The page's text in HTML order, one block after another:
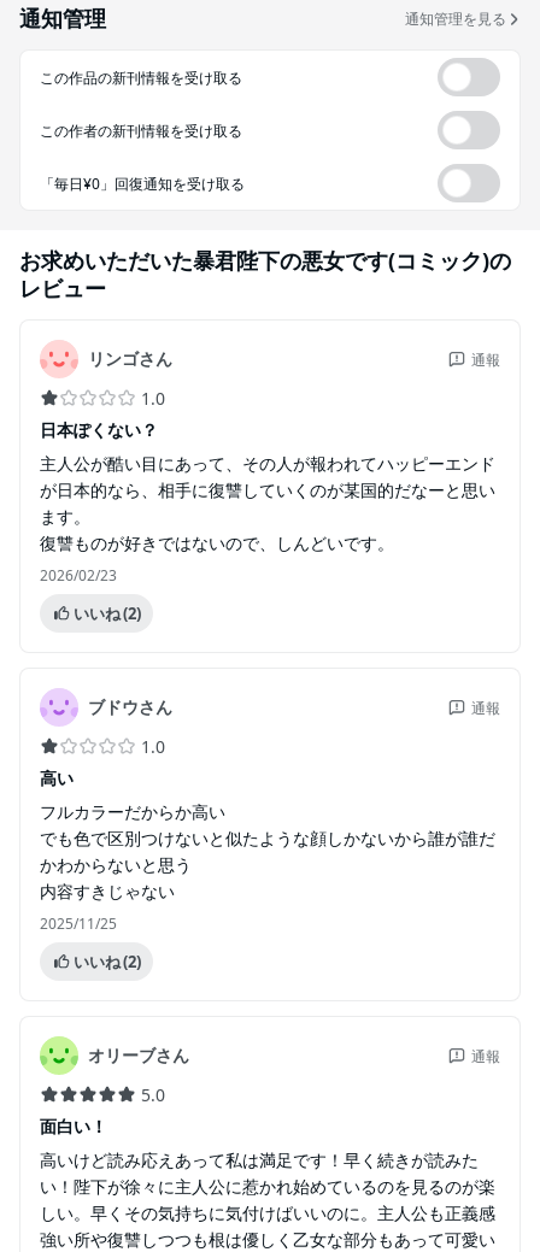
通知管理 通知管理を見る
この作品の新刊情報を受け取る
この作者の新刊情報を受け取る
「毎日¥0」回復通知を受け取る
お求めいただいた暴君陛下の悪女です(コミック)の
レビュー
リンゴさん 通報
1.0
日本ぽくない？
主人公が酷い目にあって、その人が報われてハッピーエンド
が日本的なら、相手に復讐していくのが某国的だなーと思い
ます。
復讐ものが好きではないので、しんどいです。
2026/02/23
いいね(2)
ブドウさん 通報
1.0
高い
フルカラーだからか高い
でも色で区別つけないと似たような顔しかないから誰が誰だ
かわからないと思う
内容すきじゃない
2025/11/25
いいね(2)
オリーブさん 通報
5.0
面白い！
高いけど読み応えあって私は満足です！早く続きが読みた
い！陛下が徐々に主人公に惹かれ始めているのを見るのが楽
しい。早くその気持ちに気付けばいいのに。主人公も正義感
強い所や復讐しつつも根は優しく乙女な部分もあって可愛い